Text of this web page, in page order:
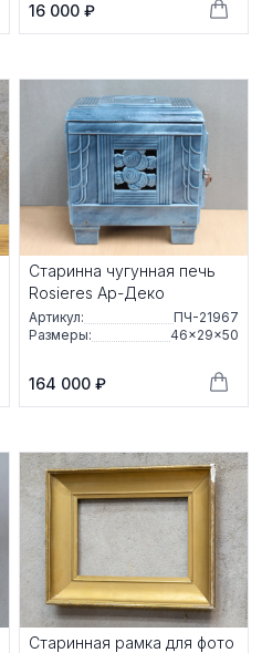
16 000 ₽
Старинна чугунная печь
Rosieres Ар-Деко
Артикул:
ПЧ-21967
Размеры:
46×29×50
164 000 ₽
Старинная рамка для фото